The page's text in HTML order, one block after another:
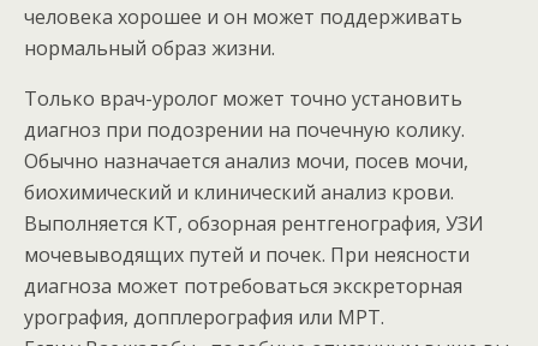
человека хорошее и он может поддерживать
нормальный образ жизни.
Только врач-уролог может точно установить
диагноз при подозрении на почечную колику.
Обычно назначается анализ мочи, посев мочи,
биохимический и клинический анализ крови.
Выполняется КТ, обзорная рентгенография, УЗИ
мочевыводящих путей и почек. При неясности
диагноза может потребоваться экскреторная
урография, допплерография или МРТ.